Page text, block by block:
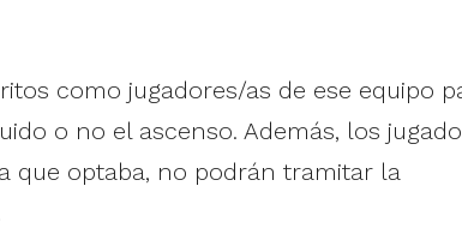
como jugadores/as de ese equipo
o no el ascenso. Además, los
que optaba, no podrán tramitar la